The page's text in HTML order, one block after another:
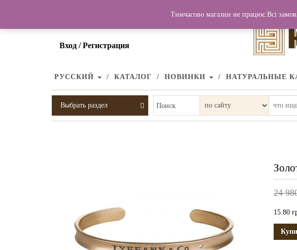
Вход / Регистрация
РУССКИЙ КАТАЛОГ НОВИНКИ НАТУРАЛЬНЫЕ
Выбрать раздел Поиск
24
15.80
Тимчасово магазин не працює.Всі